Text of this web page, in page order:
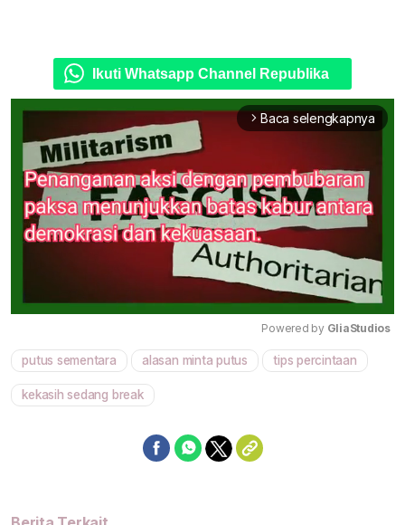
Ikuti Whatsapp Channel Republika
arrow_forward_ios Baca selengkapnya
Mute
Powered by GliaStudios
putus sementara alasan minta putus tips percintaan
kekasih sedang break